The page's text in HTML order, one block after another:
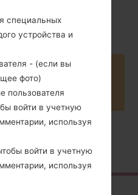
on Amazon
специальных
устройства и
- (если вы
фото)
пользователя
войти в учетную
используя
войти в учетную
используя